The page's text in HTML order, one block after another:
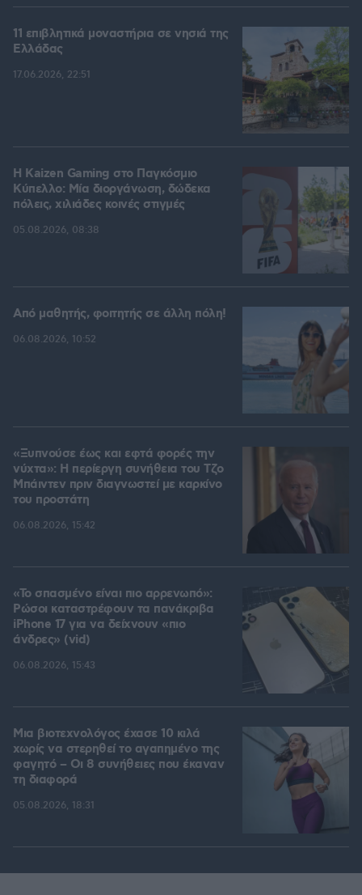
11 επιβλητικά μοναστήρια σε νησιά της
Ελλάδας
17.06.2026, 22:51
H Kaizen Gaming στο Παγκόσμιο
Kύπελλο: Μία διοργάνωση, δώδεκα
πόλεις, χιλιάδες κοινές στιγμές
05.08.2026, 08:38
Από μαθητής, φοιτητής σε άλλη πόλη!
06.08.2026, 10:52
«Ξυπνούσε έως και εφτά φορές την
νύχτα»: Η περίεργη συνήθεια του Τζο
Μπάιντεν πριν διαγνωστεί με καρκίνο
του προστάτη
06.08.2026, 15:42
«Το σπασμένο είναι πιο αρρενωπό»:
Ρώσοι καταστρέφουν τα πανάκριβα
iPhone 17 για να δείχνουν «πιο
άνδρες» (vid)
06.08.2026, 15:43
Μια βιοτεχνολόγος έχασε 10 κιλά
χωρίς να στερηθεί το αγαπημένο της
φαγητό – Οι 8 συνήθειες που έκαναν
τη διαφορά
05.08.2026, 18:31